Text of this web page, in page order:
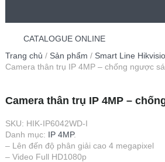
CATALOGUE ONLINE
Trang chủ / Sản phẩm / Smart Line
Camera thân trụ IP 4MP – chống ngược
Camera thân trụ IP 4MP –
SKU: HIK-IP6042WD-I
Danh mục: IP 4MP.
– Lên đến độ phân giải cao 4 megapixel
– Video Full HD1080p